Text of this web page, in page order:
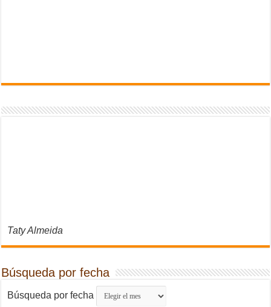
Taty Almeida
Búsqueda por fecha
Búsqueda por fecha